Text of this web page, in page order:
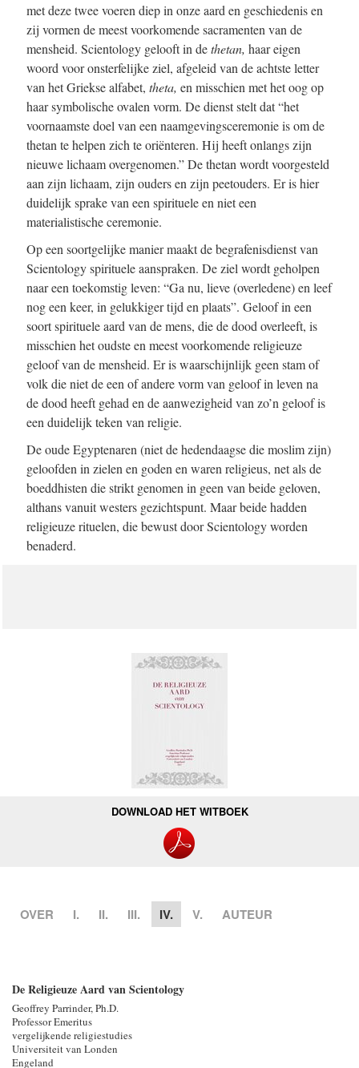
met deze twee voeren diep in onze aard en geschiedenis en
zij vormen de meest voorkomende sacramenten van de
mensheid. Scientology gelooft in dethetan, haar eigen
woord voor onsterfelijke ziel, afgeleid van de achtste letter
van het Griekse alfabet, theta, en misschien met het oog op
haar symbolische ovalen vorm. De dienst stelt dat “het
voornaamste doel van een naamgevingsceremonie is om de
thetan te helpen zich te oriënteren. Hij heeft onlangs zijn
nieuwe lichaam overgenomen.” De thetan wordt voorgesteld
aan zijn lichaam, zijn ouders en zijn peetouders. Er is hier
duidelijk sprake van een spirituele en niet een
materialistische ceremonie.
Op een soortgelijke manier maakt de begrafenisdienst van
Scientology spirituele aanspraken. De ziel wordt geholpen
naar een toekomstig leven: “Ga nu, lieve (overledene) en leef
nog een keer, in gelukkiger tijd en plaats”. Geloof in een
soort spirituele aard van de mens, die de dood overleeft, is
misschien het oudste en meest voorkomende religieuze
geloof van de mensheid. Er is waarschijnlijk geen stam of
volk die niet de een of andere vorm van geloof in leven na
de dood heeft gehad en de aanwezigheid van zo’n geloof is
een duidelijk teken van religie.
De oude Egyptenaren (niet de hedendaagse die moslim zijn)
geloofden in zielen en goden en waren religieus, net als de
boeddhisten die strikt genomen in geen van beide geloven,
althans vanuit westers gezichtspunt. Maar beide hadden
religieuze rituelen, die bewust door Scientology worden
benaderd.
DOWNLOAD HET WITBOEK
OVER I. II. III. IV. V. AUTEUR
De Religieuze Aard van Scientology
Geoffrey Parrinder, Ph.D.
Professor Emeritus
vergelijkende religiestudies
Universiteit van Londen
Engeland